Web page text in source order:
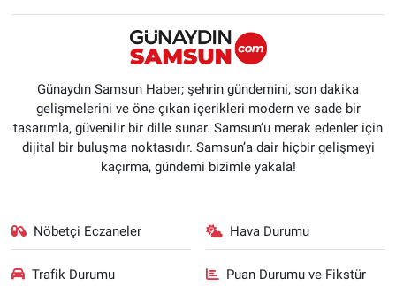
Günaydın Samsun Haber; şehrin gündemini, son dakika
gelişmelerini ve öne çıkan içerikleri modern ve sade bir
tasarımla, güvenilir bir dille sunar. Samsun’u merak edenler için
dijital bir buluşma noktasıdır. Samsun’a dair hiçbir gelişmeyi
kaçırma, gündemi bizimle yakala!
Nöbetçi Eczaneler Hava Durumu
Trafik Durumu Puan Durumu ve Fikstür